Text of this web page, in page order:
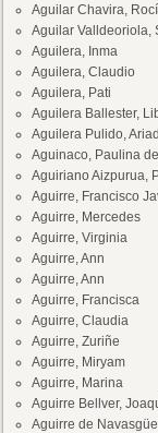
Aguilar Chavira,
Aguilar Valldeoriola,
Aguilera, Inma
Aguilera, Claudio
Aguilera, Pati
Aguilera Ballester,
Aguilera Pulido,
Aguinaco, Paulina de
Aguiriano Aizpurua,
Aguirre, Francisco
Aguirre, Mercedes
Aguirre, Virginia
Aguirre, Ann
Aguirre, Ann
Aguirre, Francisca
Aguirre, Claudia
Aguirre, Zuriñe
Aguirre, Miryam
Aguirre, Marina
Aguirre Bellver,
Aguirre de